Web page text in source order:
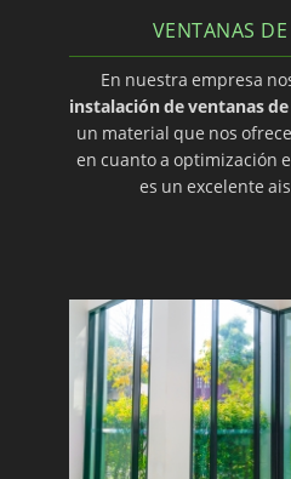
VENTANAS
En nuestra empresa
instalación de ventanas
un material que nos
en cuanto a optimización
es un excelente